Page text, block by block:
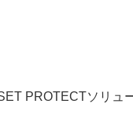
PROTECTソリュ